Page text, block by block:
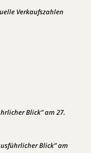
Verkaufszahlen
Blick” am 27.
Blick” am